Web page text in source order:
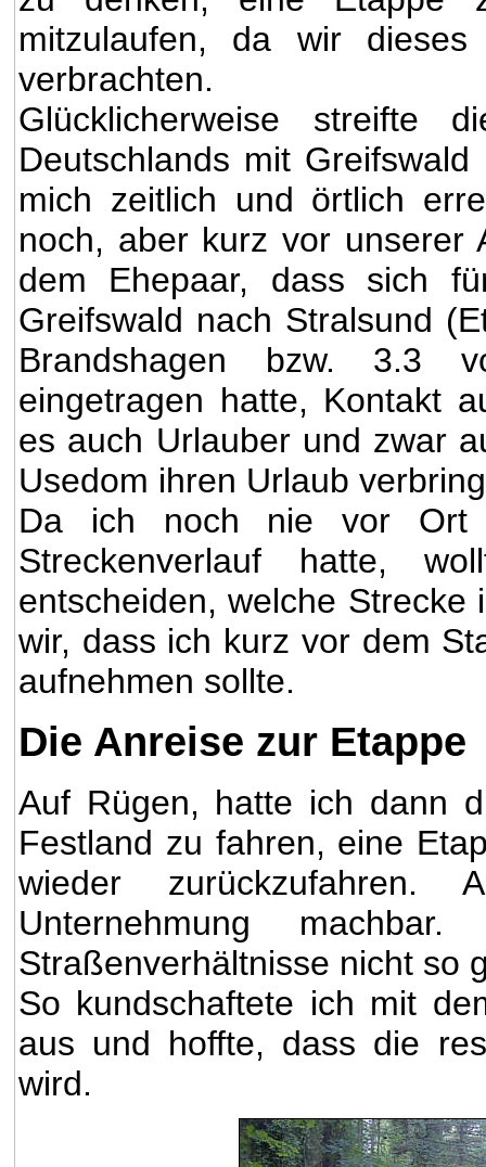
mitzulaufen, da wir
verbrachten.
Glücklicherweise streifte
Deutschlands mit
mich zeitlich und örtlich
noch, aber kurz vor unserer
dem Ehepaar, dass sich
Greifswald nach Stralsund
Brandshagen bzw. 3.3
eingetragen hatte, Kontakt
es auch Urlauber und zwar
Usedom ihren Urlaub
Da ich noch nie vor Ort
Streckenverlauf hatte,
entscheiden, welche
wir, dass ich kurz vor dem
aufnehmen sollte.
Die Anreise zur Etappe
Auf Rügen, hatte ich dann
Festland zu fahren, eine
wieder
Unternehmung
Straßenverhältnisse nicht so
So kundschaftete ich mit
aus und hoffte, dass die
wird.